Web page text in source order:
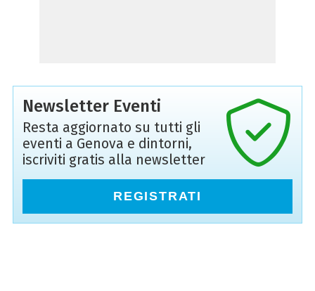
Newsletter Eventi
Resta aggiornato su tutti gli
eventi a Genova e dintorni,
iscriviti gratis alla newsletter
REGISTRATI